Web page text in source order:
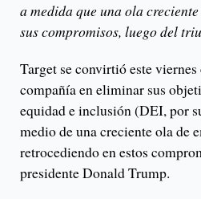
a medida que una ola
sus compromisos, luego del
Target se convirtió este
compañía en eliminar sus
equidad e inclusión (DEI, por
medio de una creciente ola de
retrocediendo en estos
presidente Donald Trump.